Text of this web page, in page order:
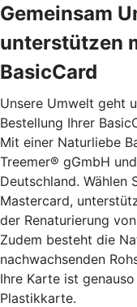
Gemeinsam
unterstützen
BasicCard
Unsere Umwelt geht
Bestellung Ihrer
Mit einer Naturliebe
Treemer® gGmbH
Deutschland. Wählen
Mastercard,
der Renaturierung
Zudem besteht die
nachwachsenden
Ihre Karte ist
Plastikkarte.